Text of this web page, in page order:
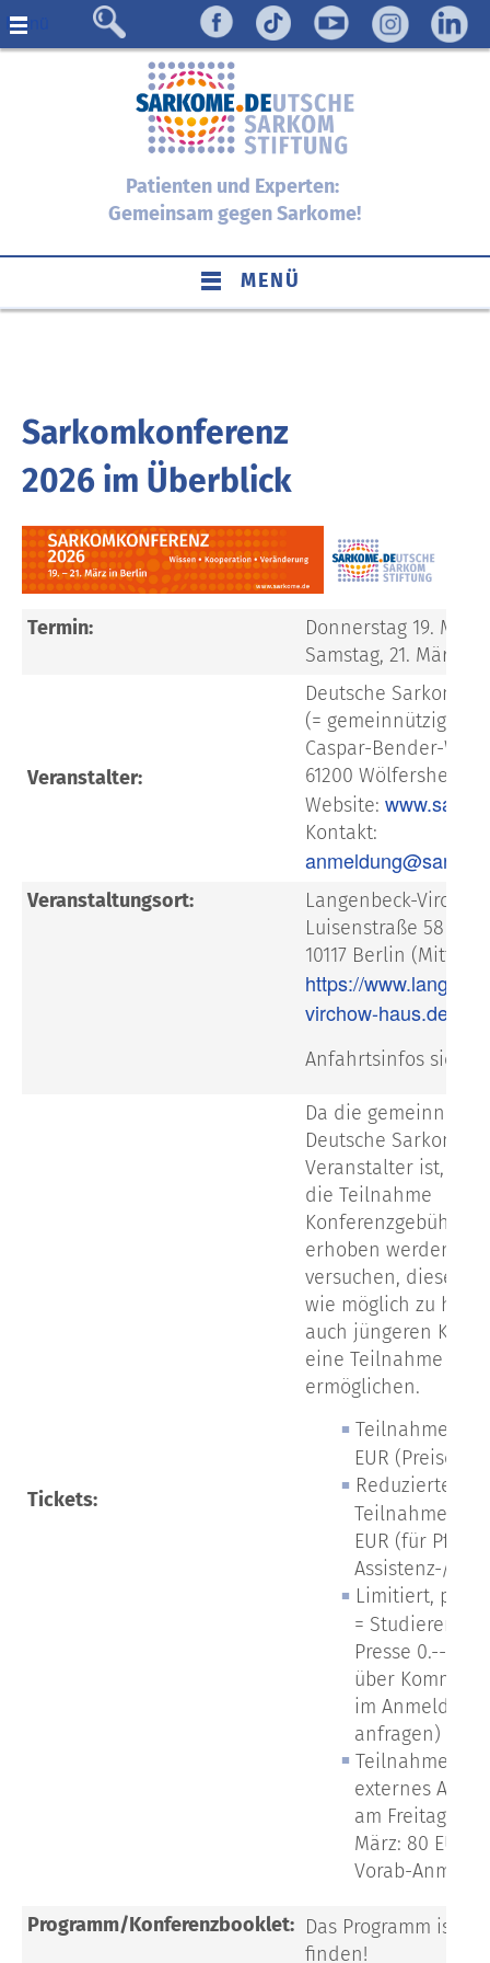
Menü
Patienten und Experten:
Gemeinsam gegen Sarkome!
MENÜ
Sarkomkonferenz
2026 im Überblick
Termin:
Donnerstag 19. März
Samstag, 21. März
Veranstalter:
Deutsche Sarkom-
(= gemeinnützige
Caspar-Bender-Weg
61200 Wölfersheim
Website:
Kontakt:
Veranstaltungsort:
Langenbeck-
Luisenstraße 58/59
10117 Berlin (Mitte)
https://
virchow-haus.de/
Anfahrtsinfos siehe
Tickets:
Da die
Deutsche Sarkom-
Veranstalter ist,
die Teilnahme
Konferenzgebühren
erhoben werden.
versuchen, diese so
wie möglich zu
auch jüngeren
eine Teilnahme zu
ermöglichen.
EUR (Preise
Reduzierte
EUR (für
Assistenz-/
Limitiert, per
= Studierende
Presse 0.--
über
im
anfragen)
Teilnahmepreis
externes
am Freitag,
März: 80 EUR
Vorab-
Programm/Konferenzbooklet: Das Programm ist
finden!